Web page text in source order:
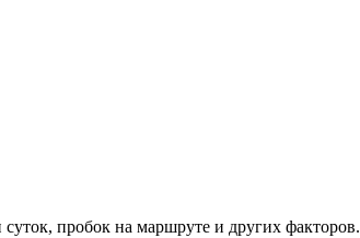
пробок на маршруте и других факторов.